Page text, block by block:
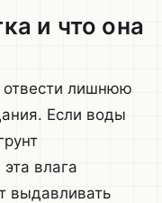
и что она
отвести лишнюю
Если воды
влага
выдавливать